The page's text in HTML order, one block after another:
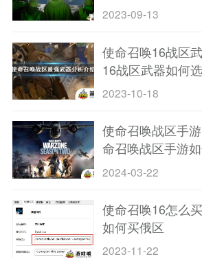
2023-09-13
使命召唤16战区
16战区武器如何
2023-10-18
使命召唤战区手
命召唤战区手游
2024-03-22
使命召唤16怎么
如何买俄区
2023-11-22